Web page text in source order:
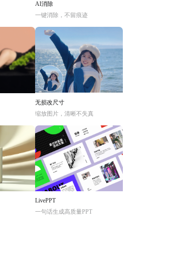
AI消除
一键消除，不留痕迹
无损改尺寸
缩放图片，清晰不失真
LivePPT
一句话生成高质量PPT